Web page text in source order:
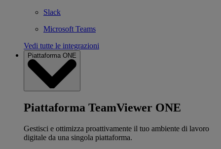
Slack
Microsoft Teams
Vedi tutte le integrazioni
Piattaforma ONE
Piattaforma TeamViewer ONE
Gestisci e ottimizza proattivamente il tuo ambiente di lavoro
digitale da una singola piattaforma.